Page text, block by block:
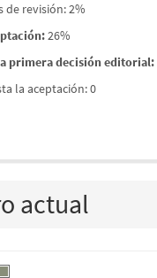
de revisión: 2%
26%
primera decisión editorial:
la aceptación: 0
actual